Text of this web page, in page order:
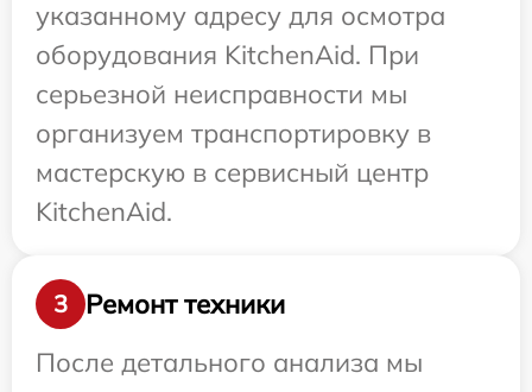
указанному адресу для осмотра
оборудования KitchenAid. При
серьезной неисправности мы
организуем транспортировку в
мастерскую в сервисный центр
KitchenAid.
3
Ремонт техники
После детального анализа мы